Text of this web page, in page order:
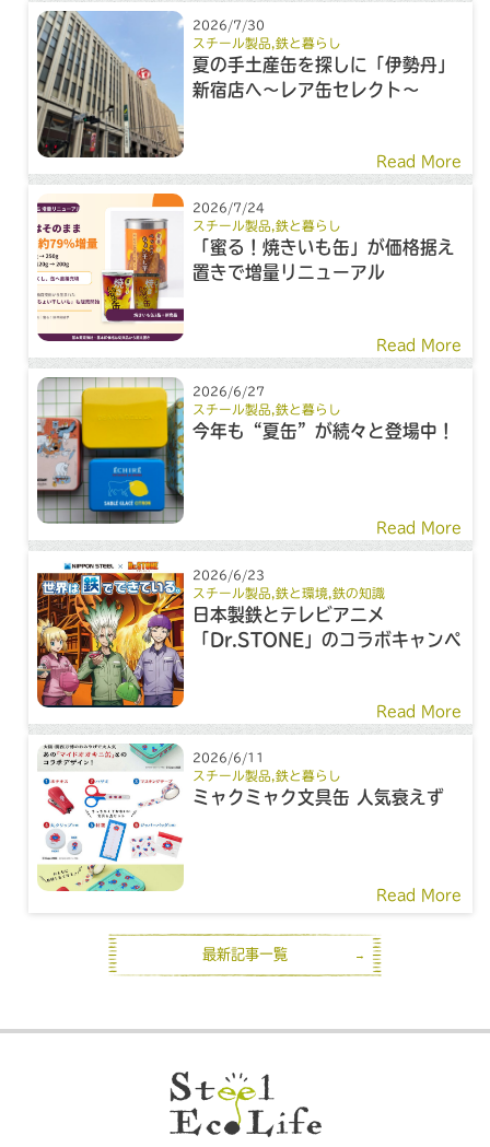
2026/7/30
スチール製品 ,鉄と暮らし
夏の手土産缶を探しに「伊勢丹」
新宿店へ～レア缶セレクト～
Read More
2026/7/24
スチール製品,鉄と暮らし
「蜜る！焼きいも缶」が価格据え
置きで増量リニューアル
Read More
2026/6/27
スチール製品 ,鉄と暮らし
今年も“夏缶”が続々と登場中！
Read More
2026/6/23
スチール製品 ,鉄と環境 ,鉄の知識
日本製鉄とテレビアニメ
「Dr.STONE」のコラボキャンペ
Read More
2026/6/11
スチール製品 ,鉄と暮らし
ミャクミャク文具缶 人気衰えず
Read More
最新記事一覧